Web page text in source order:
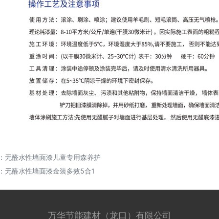
无醛水性墙面漆儿童专用森养护
无醛水性墙面漆金装多效5合1
万华节能建材（龙口）有限公司